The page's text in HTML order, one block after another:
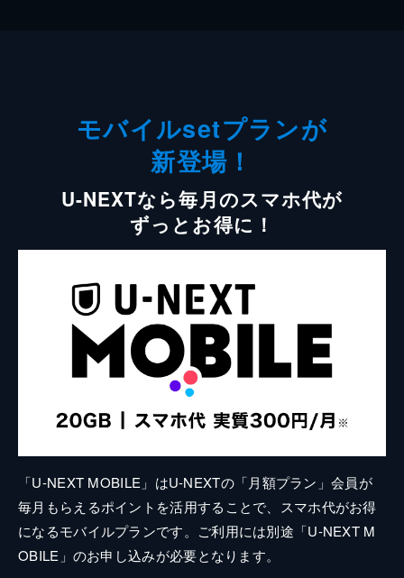
モバイルsetプランが
新登場！
U-NEXTなら毎月のスマホ代が
ずっとお得に！
「U-NEXT MOBILE」はU-NEXTの「月額プラン」会員が
毎月もらえるポイントを活用することで、スマホ代がお得
になるモバイルプランです。ご利用には別途「U-NEXT M
OBILE」のお申し込みが必要となります。